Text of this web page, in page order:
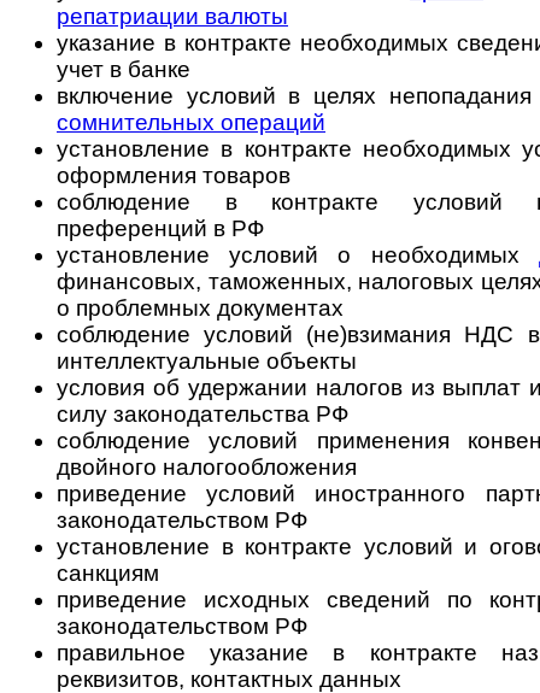
репатриации валюты
указание в контракте необходимых
учет в банке
включение условий в целях непопадания
сомнительных операций
установление в контракте необходимых
оформления товаров
соблюдение в контракте условий
преференций в РФ
установление условий о необходимых
финансовых, таможенных, налоговых
о проблемных документах
соблюдение условий (не)взимания НДС
интеллектуальные объекты
условия об удержании налогов из выплат
силу законодательства РФ
соблюдение условий применения
двойного налогообложения
приведение условий иностранного
законодательством РФ
установление в контракте условий и
санкциям
приведение исходных сведений по
законодательством РФ
правильное указание в контракте
реквизитов, контактных данных